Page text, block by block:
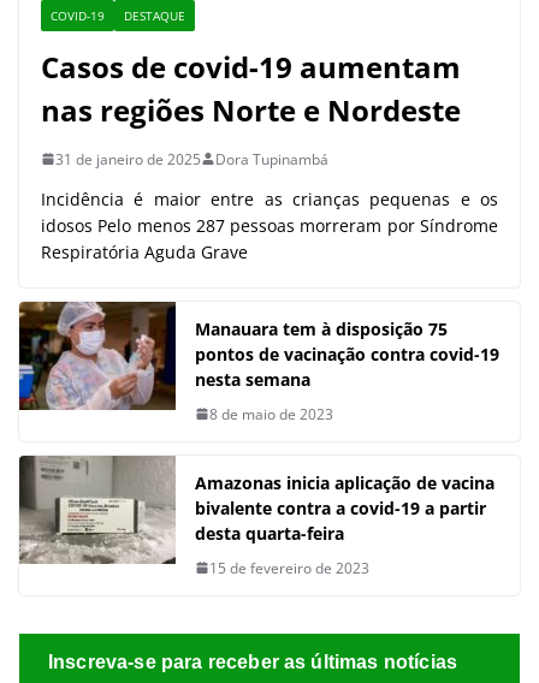
COVID-19 DESTAQUE
Casos de covid-19 aumentam
nas regiões Norte e Nordeste
31 de janeiro de 2025 Dora Tupinambá
Incidência é maior entre as crianças pequenas e os
idosos Pelo menos 287 pessoas morreram por Síndrome
Respiratória Aguda Grave
Manauara tem à disposição 75
pontos de vacinação contra covid-19
nesta semana
8 de maio de 2023
Amazonas inicia aplicação de vacina
bivalente contra a covid-19 a partir
desta quarta-feira
15 de fevereiro de 2023
Inscreva-se para receber as últimas notícias